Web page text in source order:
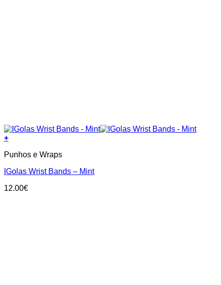
+
Punhos e Wraps
IGolas Wrist Bands – Mint
12.00€